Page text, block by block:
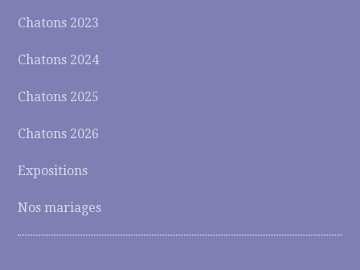
Chatons 2023
Chatons 2024
Chatons 2025
Chatons 2026
Expositions
Nos mariages